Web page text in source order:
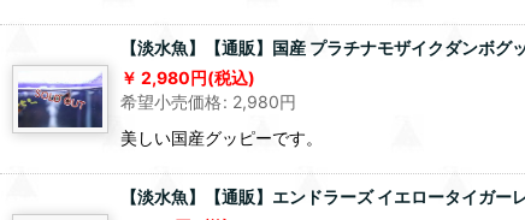
【淡水魚】【通販】国産 プラチナモザイクダンボ
2,980円(税込)
希望小売価格: 2,980円
美しい国産グッピーです。
【淡水魚】【通販】エンドラーズ イエロータイガ